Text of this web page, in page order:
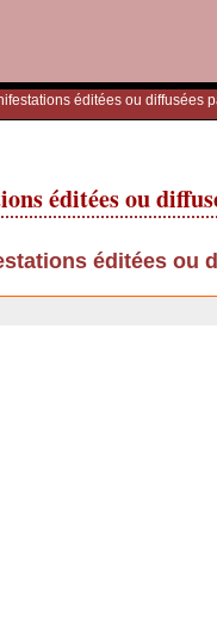
éditées ou diffusées
éditées ou
éditées ou